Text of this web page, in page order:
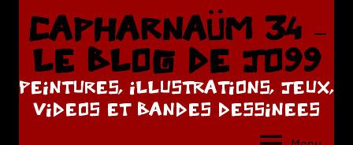
Aller
contenu
CAPHARNAÜM 34 –
LE BLOG DE JO99
PEINTURES, ILLUSTRATIONS, JEUX,
VIDEOS ET BANDES DESSINEES